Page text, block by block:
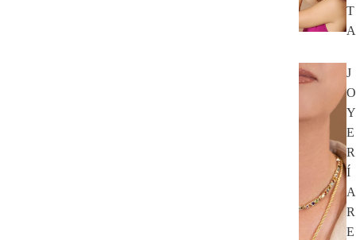
T
A
J
O
Y
E
R
Í
A
R
E